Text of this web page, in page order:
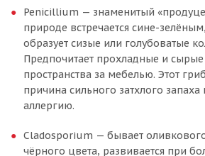
Penicillium — знаменитый
природе встречается сине-
образует сизые или голубоватые
Предпочитает прохладные и
пространства за мебелью. Этот
причина сильного затхлого
аллергию.
Cladosporium — бывает
чёрного цвета, развивается при